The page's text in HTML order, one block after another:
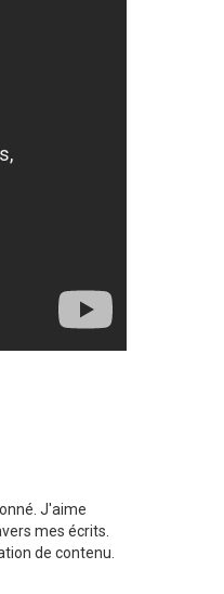
J'aime
mes écrits.
de contenu.